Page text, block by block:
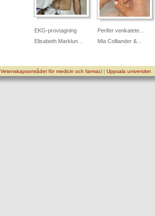
EKG-provtagning
Elisabeth Marklun…
Perifer venkatete…
Mia Colliander &…
Vetenskapsområdet för medicin och farmaci| Uppsala universitet